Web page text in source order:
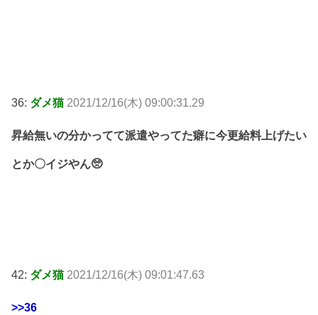
36: ダメ猫 2021/12/16(木) 09:00:31.29
昇給無いの分かってて派遣やってた癖に今更給料上げたい
とか〇イジやん🥺
42: ダメ猫 2021/12/16(木) 09:01:47.63
>>36